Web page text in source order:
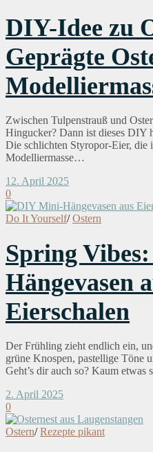
DIY-Idee zu
Geprägte
Zwischen Tulpenstrauß und
Hingucker? Dann ist dieses DIY
Die schlichten Styropor-Eier,
Modelliermasse…
12. April 2025
0
Do It Yourself/ Ostern
Spring
Hängevasen
Eierschalen
Der Frühling zieht endlich ein,
grüne Knospen, pastellige Töne
Geht’s dir auch so? Kaum
2. April 2025
0
Ostern/ Rezepte pikant